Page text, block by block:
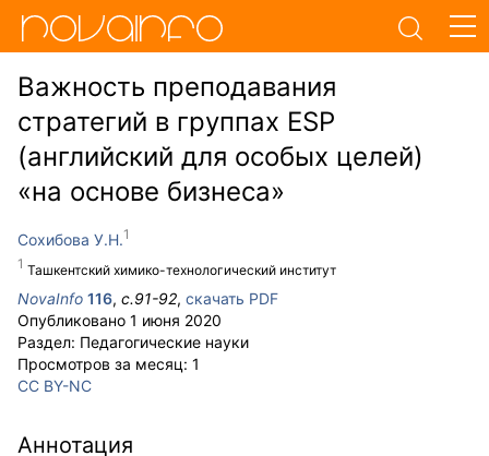
Важность преподавания
стратегий в группах ESP
(английский для особых целей)
«на основе бизнеса»
Сохибова У.Н.
Ташкентский химико-технологический институт
NovaInfo 116, с.91-92, скачать PDF
Опубликовано 1 июня 2020
Раздел: Педагогические науки
Просмотров за месяц: 1
CC BY-NC
Аннотация